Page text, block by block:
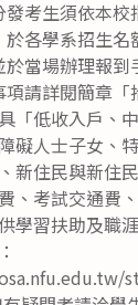
發考生須依本
於各學系招生
當場辦理報
請詳閱簡章「
「低收入戶、
礙人士子女、
新住民與新住
、考試交通費
學習扶助及職